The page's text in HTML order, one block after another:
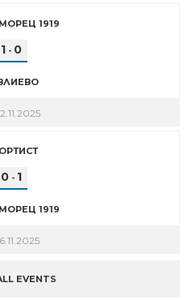
1919
1 - 0
0 - 1
1919
EVENTS